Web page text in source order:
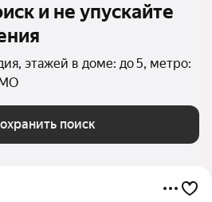
и не упускайте
этажей в доме: до 5, метро:
МО
поиск